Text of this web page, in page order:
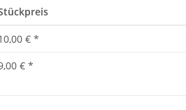
€ *
€ *